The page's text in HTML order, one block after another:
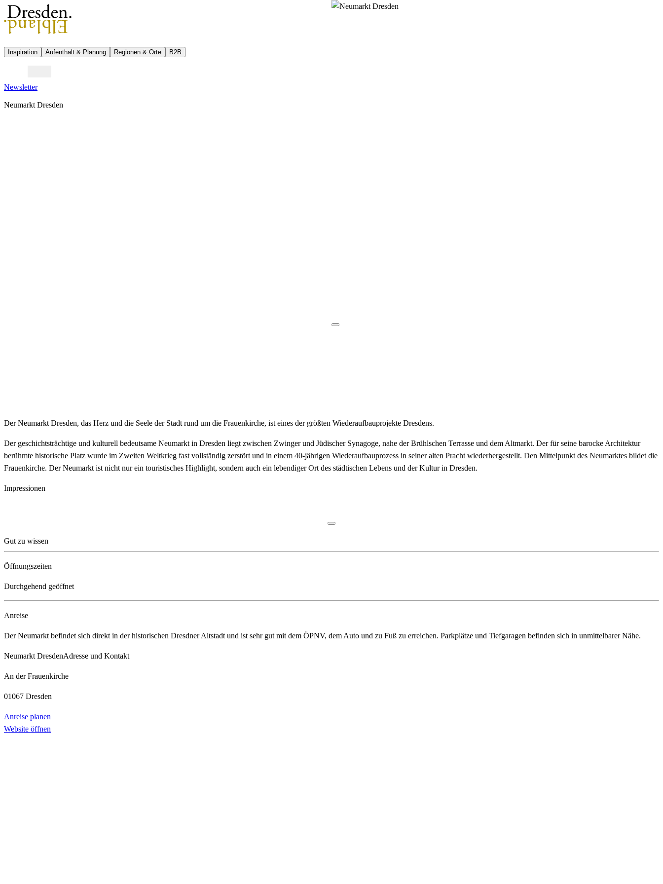
Inspiration Aufenthalt & Planung Regionen & Orte B2B
Newsletter
Neumarkt Dresden
Der Neumarkt Dresden, das Herz und die Seele der Stadt rund um die Frauenkirche, ist eines der größten Wiederaufbauprojekte Dresdens.
Der geschichtsträchtige und kulturell bedeutsame Neumarkt in Dresden liegt zwischen Zwinger und Jüdischer Synagoge, nahe der Brühlschen Terrasse und dem Altmarkt. Der für seine barocke Architektur
berühmte historische Platz wurde im Zweiten Weltkrieg fast vollständig zerstört und in einem 40-jährigen Wiederaufbauprozess in seiner alten Pracht wiederhergestellt. Den Mittelpunkt des Neumarktes bildet die
Frauenkirche. Der Neumarkt ist nicht nur ein touristisches Highlight, sondern auch ein lebendiger Ort des städtischen Lebens und der Kultur in Dresden.
Impressionen
Gut zu wissen
Öffnungszeiten
Durchgehend geöffnet
Anreise
Der Neumarkt befindet sich direkt in der historischen Dresdner Altstadt und ist sehr gut mit dem ÖPNV, dem Auto und zu Fuß zu erreichen. Parkplätze und Tiefgaragen befinden sich in unmittelbarer Nähe.
Neumarkt DresdenAdresse und Kontakt
An der Frauenkirche
01067 Dresden
Anreise planen
Website öffnen